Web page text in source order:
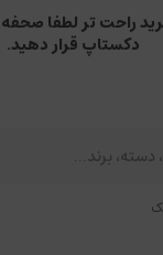
راحت تر لطفا
دکستاپ قرار دهید.
برند...